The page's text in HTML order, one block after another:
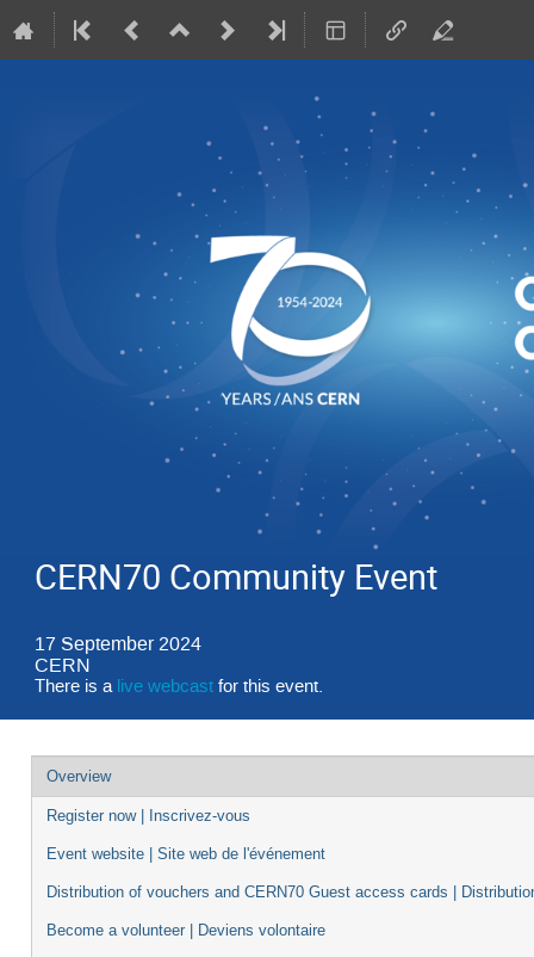
CERN70 Community Event
17 September 2024
CERN
There is a live webcast for this event.
Event
menu
Overview
Register now | Inscrivez-vous
Event website | Site web de l'événement
Distribution of vouchers and CERN70 Guest access cards |
Become a volunteer | Deviens volontaire